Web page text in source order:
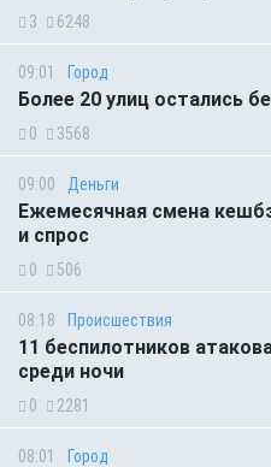
3 6248
09:01 Город
Более 20 улиц остались
0 3568
09:00 Деньги
Ежемесячная смена
и спрос
0 506
08:18 Происшествия
11 беспилотников
среди ночи
0 2281
08:01 Город